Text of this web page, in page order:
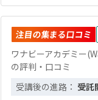
注目の集まる口コミ
ワナビーアカデミー
の評判・口コミ
受講後の進路： 受託